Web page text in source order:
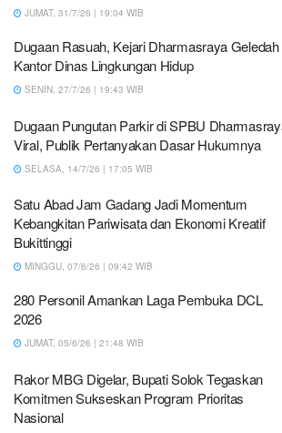
JUMAT, 31/7/26 | 19:04 WIB
Dugaan Rasuah, Kejari Dharmasraya Geledah
Kantor Dinas Lingkungan Hidup
SENIN, 27/7/26 | 19:43 WIB
Dugaan Pungutan Parkir di SPBU
Viral, Publik Pertanyakan Dasar Hukumnya
SELASA, 14/7/26 | 17:05 WIB
Satu Abad Jam Gadang Jadi Momentum
Kebangkitan Pariwisata dan Ekonomi Kreatif
Bukittinggi
MINGGU, 07/6/26 | 09:42 WIB
280 Personil Amankan Laga Pembuka DCL
2026
JUMAT, 05/6/26 | 21:48 WIB
Rakor MBG Digelar, Bupati Solok Tegaskan
Komitmen Sukseskan Program Prioritas
Nasional